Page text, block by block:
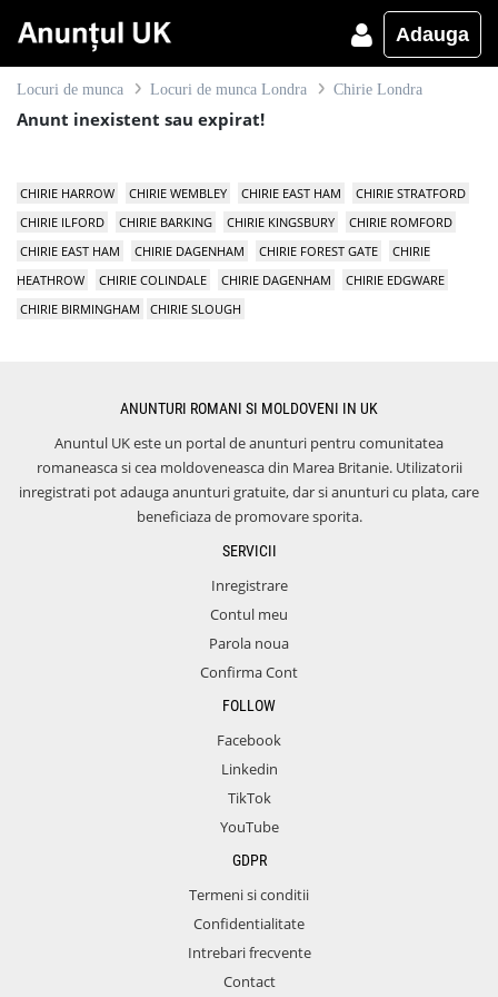
Adauga
Locuri de munca Locuri de munca Londra Chirie Londra
Anunt inexistent sau expirat!
CHIRIE HARROW CHIRIE WEMBLEY CHIRIE EAST HAM
CHIRIE STRATFORD
CHIRIE ILFORD
CHIRIE BARKING CHIRIE KINGSBURY
CHIRIE ROMFORD
CHIRIE EAST HAM
CHIRIE DAGENHAM CHIRIE FOREST GATE
CHIRIE
HEATHROW
CHIRIE COLINDALE CHIRIE DAGENHAM
CHIRIE EDGWARE
CHIRIE BIRMINGHAM
CHIRIE SLOUGH
ANUNTURI ROMANI SI MOLDOVENI IN UK
Anuntul UK este un portal de anunturi pentru comunitatea
romaneasca si cea moldoveneasca din Marea Britanie. Utilizatorii
inregistrati pot adauga anunturi gratuite, dar si anunturi cu plata, care
beneficiaza de promovare sporita.
SERVICII
Inregistrare
Contul meu
Parola noua
Confirma Cont
FOLLOW
Facebook
Linkedin
TikTok
YouTube
GDPR
Termeni si conditii
Confidentialitate
Intrebari frecvente
Contact